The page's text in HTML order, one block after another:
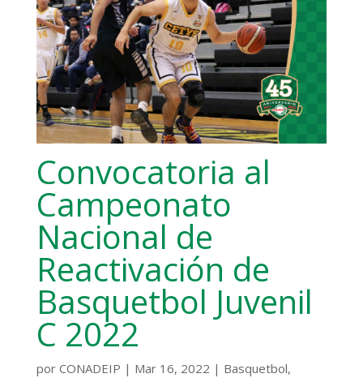
Convocatoria al
Campeonato
Nacional de
Reactivación de
Basquetbol Juvenil
C 2022
por CONADEIP | Mar 16, 2022 | Basquetbol,